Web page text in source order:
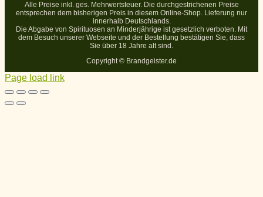
Alle Preise inkl. ges. Mehrwertsteuer. Die durchgestrichenen Preise
entsprechen dem bisherigen Preis in diesem Online-Shop. Lieferung nur
innerhalb Deutschlands.
Die Abgabe von Spirituosen an Minderjährige ist gesetzlich verboten. Mit
dem Besuch unserer Webseite und der Bestellung bestätigen Sie, dass
Sie über 18 Jahre alt sind.
Copyright © Brandgeister.de
Page load link